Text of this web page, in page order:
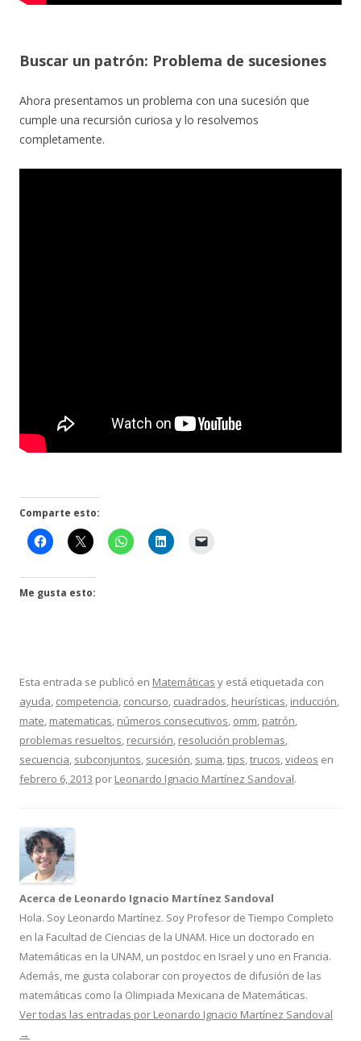
Buscar un patrón: Problema de sucesiones
Ahora presentamos un problema con una sucesión que
cumple una recursión curiosa y lo resolvemos
completamente.
Comparte esto:
Me gusta esto:
Esta entrada se publicó en Matemáticas y está etiquetada con
ayuda, competencia, concurso, cuadrados, heurísticas, inducción,
mate, matematicas, números consecutivos, omm, patrón,
problemas resueltos, recursión, resolución problemas,
secuencia, subconjuntos, sucesión, suma,tips,trucos,videos en
febrero 6, 2013 por Leonardo Ignacio Martínez Sandoval.
Acerca de Leonardo Ignacio Martínez Sandoval
Hola. Soy Leonardo Martínez. Soy Profesor de Tiempo Completo
en la Facultad de Ciencias de la UNAM. Hice un doctorado en
Matemáticas en la UNAM, un postdoc en Israel y uno en Francia.
Además, me gusta colaborar con proyectos de difusión de las
matemáticas como la Olimpiada Mexicana de Matemáticas.
Ver todas las entradas por Leonardo Ignacio Martínez Sandoval
→